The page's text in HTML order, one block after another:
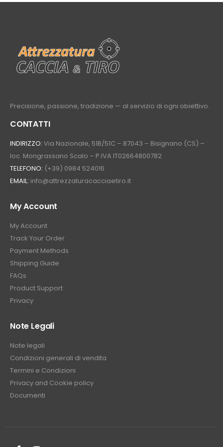
Precisione, passione, tradizione — al servizio di ogni obiettivo.
CONTATTI
INDIRIZZO: Via Nazionale, 51B/51C – 87043 – Bisignano (CS) –
loc. Mongrassano Scalo – P.IVA IT02664800782
TELEFONO: (+39) 0984 524016
EMAIL: info@attrezzaturacacciaetiro.it
My Account
My Account
Track Your Order
Payment Methods
Shipping Guide
FAQs
Product Support
Privacy
Note Legali
Note legali
Condizioni generali di vendita
Termini e Condizioni
Privacy and Cookie policy
Documenti